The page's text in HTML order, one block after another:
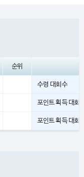
순위
수령 대회수
포인트 획득 대회
포인트 획득 대회